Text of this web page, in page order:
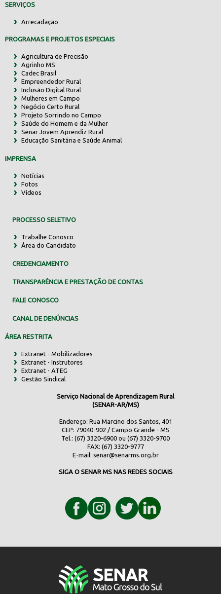
SERVIÇOS
Arrecadação
PROGRAMAS E PROJETOS ESPECIAIS
Agricultura de Precisão
Agrinho MS
Cadec Brasil
Empreendedor Rural
Inclusão Digital Rural
Mulheres em Campo
Negócio Certo Rural
Projeto Sorrindo no Campo
Saúde do Homem e da Mulher
Senar Jovem Aprendiz Rural
Educação Sanitária e Saúde Animal
IMPRENSA
Notícias
Fotos
Vídeos
PROCESSO SELETIVO
Trabalhe Conosco
Área do Candidato
CREDENCIAMENTO
TRANSPARÊNCIA E PRESTAÇÃO DE CONTAS
FALE CONOSCO
CANAL DE DENÚNCIAS
ÁREA RESTRITA
Extranet - Mobilizadores
Extranet - Instrutores
Extranet - ATEG
Gestão Sindical
Serviço Nacional de Aprendizagem Rural
(SENAR-AR/MS)
Endereço: Rua Marcino dos Santos, 401
CEP: 79040-902 / Campo Grande - MS
Tel.: (67) 3320-6900 ou (67) 3320-9700
FAX: (67) 3320-9777
E-mail: senar@senarms.org.br
SIGA O SENAR MS NAS REDES SOCIAIS